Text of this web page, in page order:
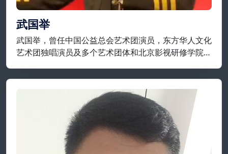
武国举
武国举，曾任中国公益总会艺术团演员，东方华人文化
艺术团独唱演员及多个艺术团体和北京影视研修学院等
友艺术团特聘独唱演员，著名实力派歌唱家一级演员；